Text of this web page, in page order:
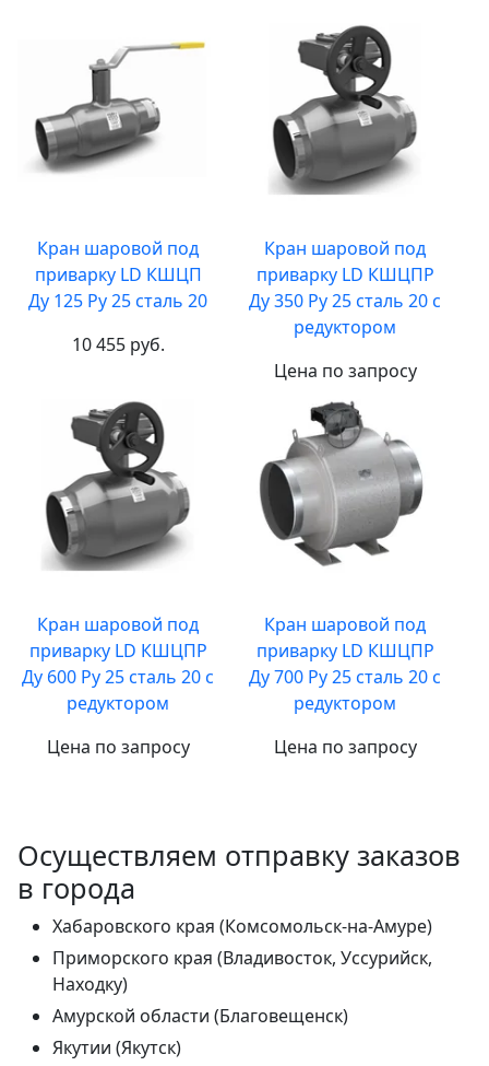
Кран шаровой под
приварку LD КШЦП
Ду 125 Ру 25 сталь 20
10 455 руб.
Кран шаровой под
приварку LD КШЦПР
Ду 350 Ру 25 сталь 20 с
редуктором
Цена по запросу
Кран шаровой под
приварку LD КШЦПР
Ду 600 Ру 25 сталь 20 с
редуктором
Цена по запросу
Кран шаровой под
приварку LD КШЦПР
Ду 700 Ру 25 сталь 20 с
редуктором
Цена по запросу
Осуществляем отправку заказов
в города
Хабаровского края (Комсомольск-на-Амуре)
Приморского края (Владивосток, Уссурийск,
Находку)
Амурской области (Благовещенск)
Якутии (Якутск)